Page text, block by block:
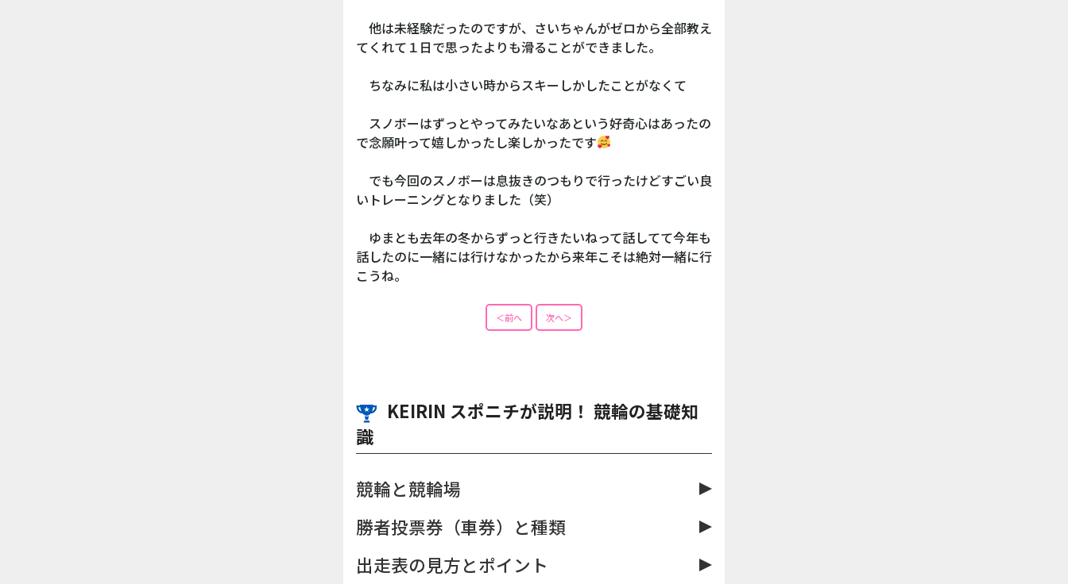
他は未経験だったのですが、さいちゃんがゼロから全部教え
てくれて１日で思ったよりも滑ることができました。
ちなみに私は小さい時からスキーしかしたことがなくて
スノボーはずっとやってみたいなあという好奇心はあったの
で念願叶って嬉しかったし楽しかったです
でも今回のスノボーは息抜きのつもりで行ったけどすごい良
いトレーニングとなりました（笑）
ゆまとも去年の冬からずっと行きたいねって話してて今年も
話したのに一緒には行けなかったから来年こそは絶対一緒に行
こうね。
＜前へ 次へ＞
KEIRIN スポニチが説明！ 競輪の基礎知
識
競輪と競輪場
勝者投票券（車券）と種類
出走表の見方とポイント